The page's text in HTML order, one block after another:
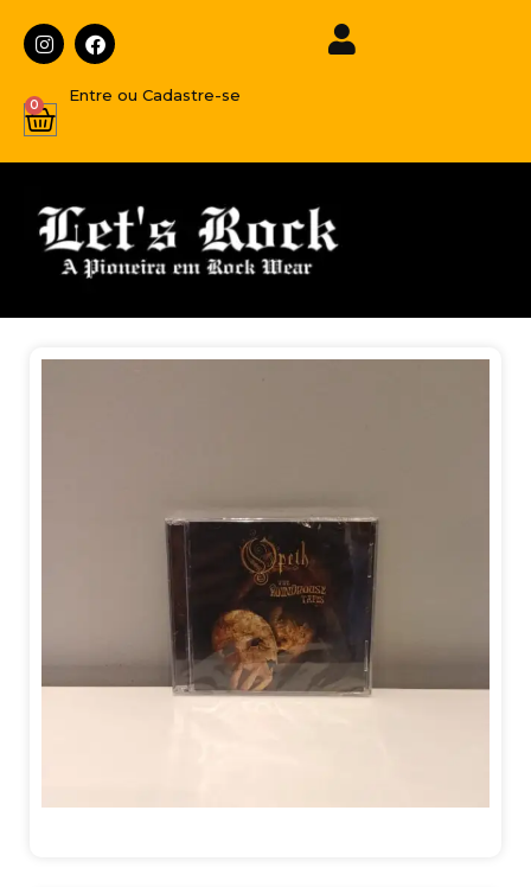
Entre ou Cadastre-se
0